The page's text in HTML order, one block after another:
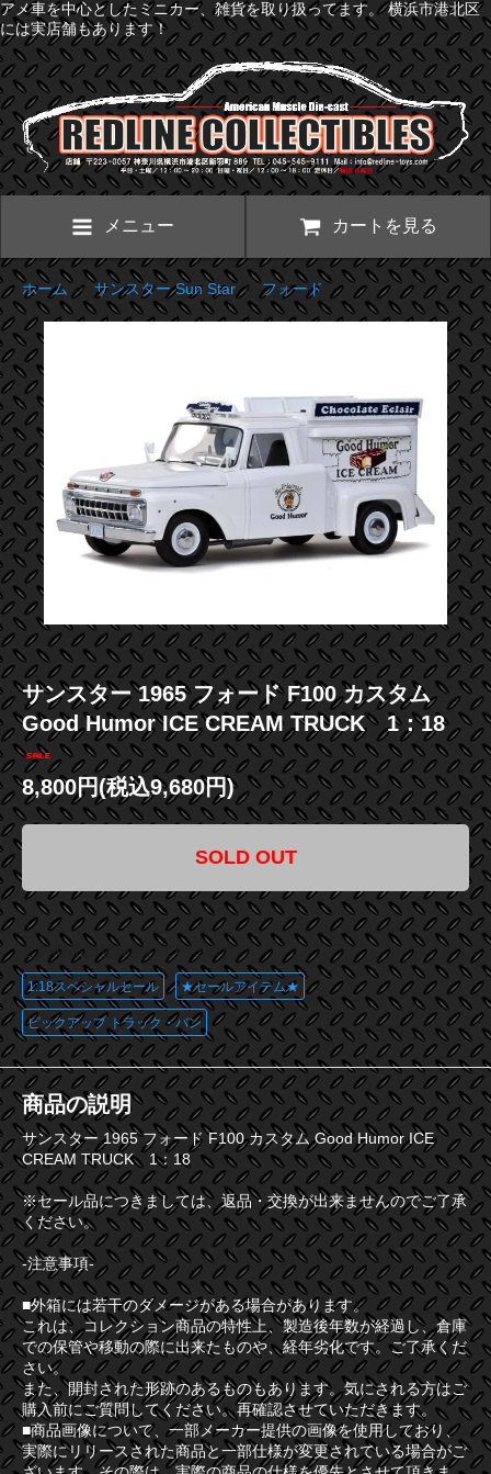
アメ車を中心としたミニカー、雑貨を取り扱ってます。 横浜市港北区
には実店舗もあります！
メニュー カートを見る
ホーム>サンスター Sun Star>フォード
サンスター 1965 フォード F100 カスタム
Good Humor ICE CREAM TRUCK 1：18
8,800円(税込9,680円)
SOLD OUT
この商品に登録されているタグ
1:18スペシャルセール ★セールアイテム★
ピックアップ トラック・バン
商品の説明
サンスター 1965 フォード F100 カスタム Good Humor ICE
CREAM TRUCK 1：18
※セール品につきましては、返品・交換が出来ませんのでご了承
ください。
-注意事項-
■外箱には若干のダメージがある場合があります。
これは、コレクション商品の特性上、製造後年数が経過し、倉庫
での保管や移動の際に出来たものや、経年劣化です。ご了承くだ
さい。
また、開封された形跡のあるものもあります。気にされる方はご
購入前にご質問してください。再確認させていただきます。
■商品画像について、一部メーカー提供の画像を使用しており、
実際にリリースされた商品と一部仕様が変更されている場合がご